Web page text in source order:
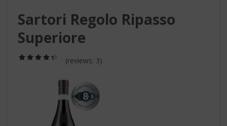
Sartori Regolo Ripasso
Superiore
/
(reviews: 3)